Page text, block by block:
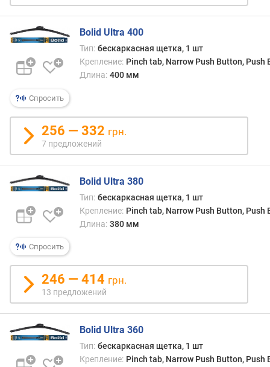
м
)
Спросить
Bolid Ultra 400
Тип: бескаркасная щетка, 1 шт
Крепление: Pinch tab, Narrow Push Button,
Длина: 400 мм
256 — 332 грн.
7 предложений
Спросить
Bolid Ultra 380
Тип: бескаркасная щетка, 1 шт
Крепление: Pinch tab, Narrow Push Button,
Длина: 380 мм
246 — 414 грн.
13 предложений
Bolid Ultra 360
Тип: бескаркасная щетка, 1 шт
Крепление: Pinch tab, Narrow Push Button,